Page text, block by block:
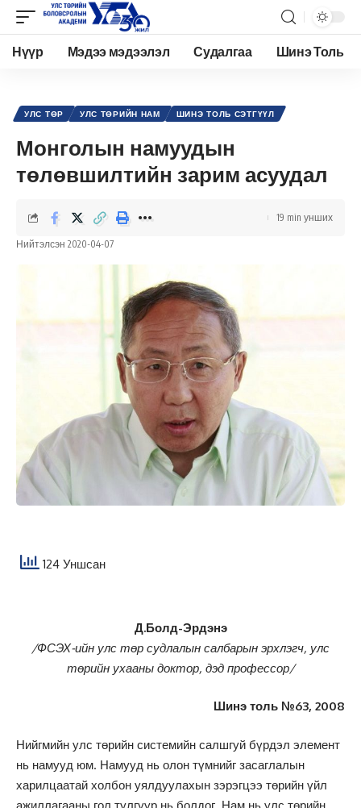
Нүүр Мэдээ мэдээлэл Судалгаа Шинэ Толь
УЛС ТӨР УЛС ТӨРИЙН НАМ ШИНЭ ТОЛЬ СЭТГҮҮЛ
Монголын намуудын
төлөвшилтийн зарим асуудал
Нийтэлсэн 2020-04-07
19 min унших
124 Уншсан
Д.Болд-Эрдэнэ
/ФСЭХ-ийн улс төр судлалын салбарын эрхлэгч, улс
төрийн ухааны доктор, дэд профессор/
Шинэ толь №63, 2008
Нийгмийн улс төрийн системийн салшгуй бүрдэл элемент
нь намууд юм. Намууд нь олон түмнийг засаглалын
харилцаатай холбон уялдуулахын зэрэгцээ төрийн үйл